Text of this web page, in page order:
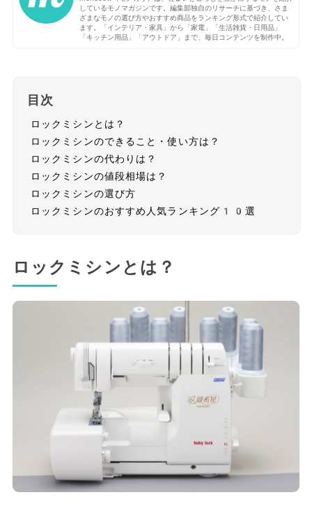
しているモノマガジンです。編集部独自のリサーチに基づき、さま
ざまなモノの選び方やおすすめ商品をランキング形式で紹介してい
ます。「インテリア・家具」から「家電」「生活雑貨・日用品」
「キッチン用品」「アウトドア」まで、毎日コンテンツを制作中。
目次
ロックミシンとは？
ロックミシンのできること・使い方は？
ロックミシンの代わりは？
ロックミシンの値段相場は？
ロックミシンの選び方
ロックミシンのおすすめ人気ランキング10選
ロックミシンとは？